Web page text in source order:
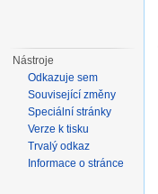
Nástroje
Odkazuje sem
Související změny
Speciální stránky
Verze k tisku
Trvalý odkaz
Informace o stránce